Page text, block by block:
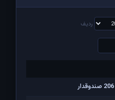
ردیف